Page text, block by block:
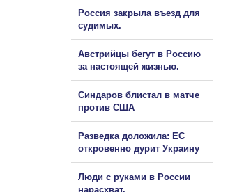
Россия закрыла въезд для
судимых.
Австрийцы бегут в Россию
за настоящей жизнью.
Синдаров блистал в матче
против США
Разведка доложила: ЕС
откровенно дурит Украину
Люди с руками в России
нарасхват.